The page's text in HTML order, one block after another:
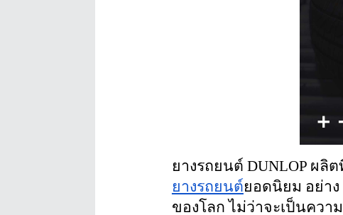
ยางรถยนต์ DUNLOP ผลิ
ยางรถยนต์ยอดนิยม อย่าง
ของโลก ไม่ว่าจะเป็นควา